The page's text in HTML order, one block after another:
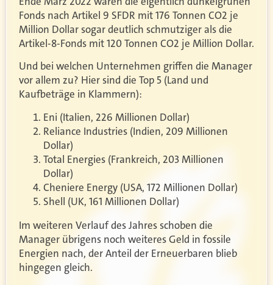
Fonds nach Artikel 9 SFDR mit 176 Tonnen CO2 je
Million Dollar sogar deutlich schmutziger als die
Artikel-8-Fonds mit 120 Tonnen CO2 je Million Dollar.
Und bei welchen Unternehmen griffen die Manager
vor allem zu? Hier sind die Top 5 (Land und
Kaufbeträge in Klammern):
Eni (Italien, 226 Millionen Dollar)
Reliance Industries (Indien, 209 Millionen
Dollar)
Total Energies (Frankreich, 203 Millionen
Dollar)
Cheniere Energy (USA, 172 Millionen Dollar)
Shell (UK, 161 Millionen Dollar)
Im weiteren Verlauf des Jahres schoben die
Manager übrigens noch weiteres Geld in fossile
Energien nach, der Anteil der Erneuerbaren blieb
hingegen gleich.